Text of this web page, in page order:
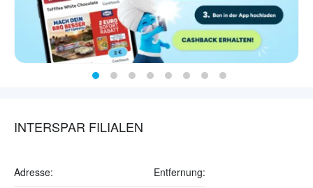
INTERSPAR FILIALEN
Adresse: Entfernung: